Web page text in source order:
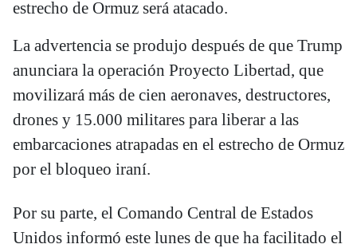
estrecho de Ormuz será atacado.
La advertencia se produjo después de que Trump
anunciara la operación Proyecto Libertad, que
movilizará más de cien aeronaves, destructores,
drones y 15.000 militares para liberar a las
embarcaciones atrapadas en el estrecho de Ormuz
por el bloqueo iraní.
Por su parte, el Comando Central de Estados
Unidos informó este lunes de que ha facilitado el